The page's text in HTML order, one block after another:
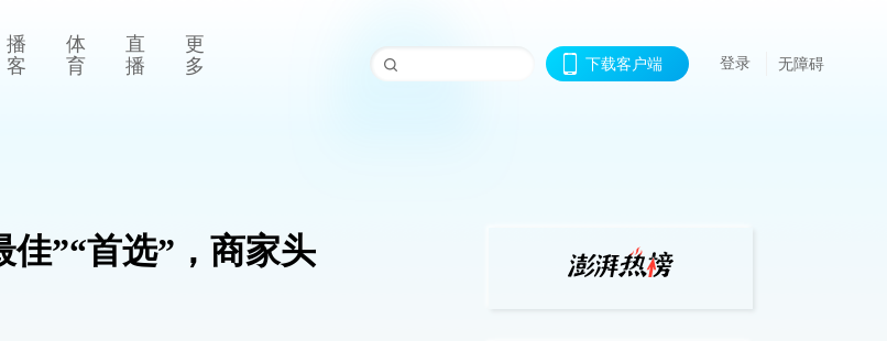
播
客
体
育
直
播
更
多
下载客户端 登录 无障碍
佳”“首选”，商家头